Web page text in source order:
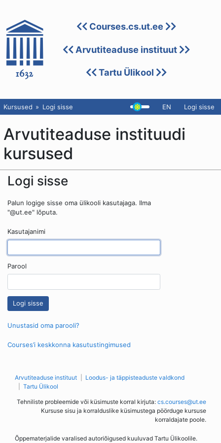
Courses.cs.ut.ee
Arvutiteaduse instituut
Tartu Ülikool
Kursused Logi sisse EN Logi sisse
Arvutiteaduse instituudi
kursused
Logi sisse
Palun logige sisse oma ülikooli kasutajaga. Ilma
"@ut.ee" lõputa.
Kasutajanimi
Parool
Unustasid oma parooli?
Courses’i keskkonna kasutustingimused
Arvutiteaduse instituut
Loodus- ja täppisteaduste valdkond
Tartu Ülikool
Tehniliste probleemide või küsimuste korral kirjuta: cs.courses@ut.ee
Kursuse sisu ja korralduslike küsimustega pöörduge kursuse
korraldajate poole.
Õppematerjalide varalised autoriõigused kuuluvad Tartu Ülikoolile.